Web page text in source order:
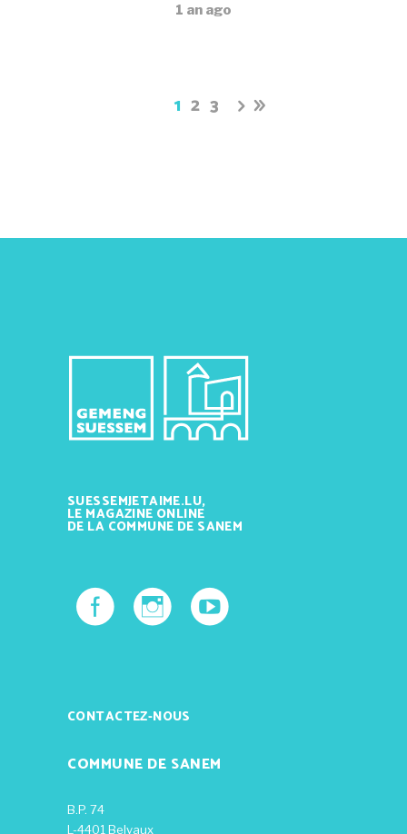
1 an ago
1 2 3
SUESSEMJETAIME.LU,
LE MAGAZINE ONLINE
DE LA COMMUNE DE SANEM
CONTACTEZ-NOUS
COMMUNE DE SANEM
B.P. 74
L-4401 Belvaux